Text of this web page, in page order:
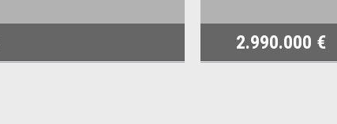
2.990.000 €